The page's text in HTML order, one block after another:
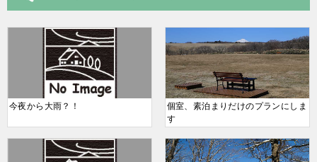
今夜から大雨？！
個室、素泊まりだけのプランにしま
す